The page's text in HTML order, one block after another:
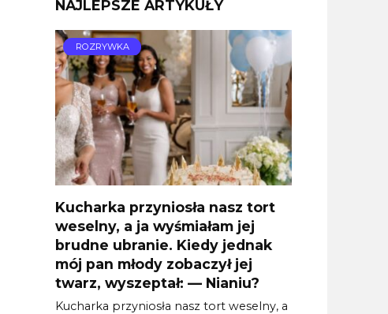
NAJLEPSZE ARTYKUŁY
ROZRYWKA
Kucharka przyniosła nasz tort
weselny, a ja wyśmiałam jej
brudne ubranie. Kiedy jednak
mój pan młody zobaczył jej
twarz, wyszeptał: — Nianiu?
Kucharka przyniosła nasz tort weselny, a